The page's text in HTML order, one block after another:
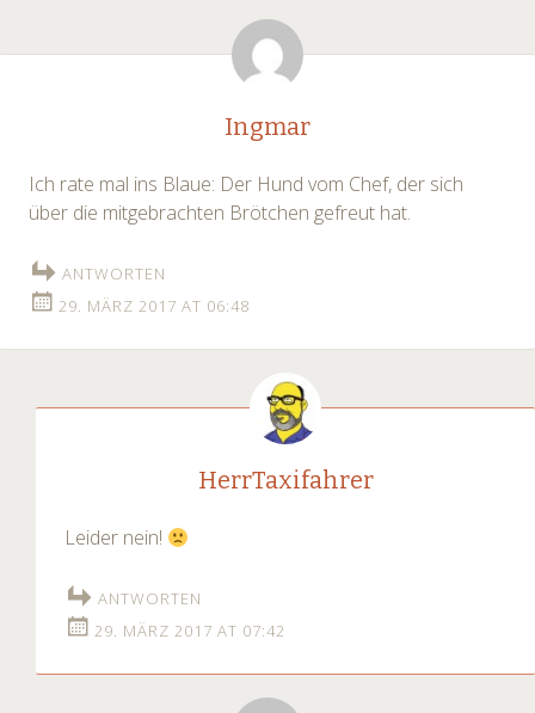
navigation
Ingmar
Ich rate mal ins Blaue: Der Hund vom Chef, der sich
über die mitgebrachten Brötchen gefreut hat.
ANTWORTEN
29. MÄRZ 2017 AT 06:48
HerrTaxifahrer
Leider nein!
ANTWORTEN
29. MÄRZ 2017 AT 07:42